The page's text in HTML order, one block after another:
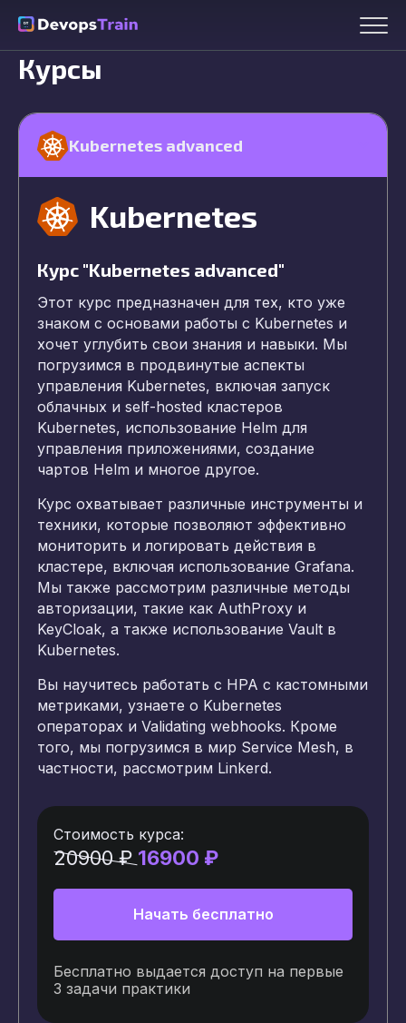
Курсы
Kubernetes advanced
Kubernetes
Курс "Kubernetes advanced"
Этот курс предназначен для тех, кто уже
знаком с основами работы с Kubernetes и
хочет углубить свои знания и навыки. Мы
погрузимся в продвинутые аспекты
управления Kubernetes, включая запуск
облачных и self-hosted кластеров
Kubernetes, использование Helm для
управления приложениями, создание
чартов Helm и многое другое.
Курс охватывает различные инструменты и
техники, которые позволяют эффективно
мониторить и логировать действия в
кластере, включая использование Grafana.
Мы также рассмотрим различные методы
авторизации, такие как AuthProxy и
KeyCloak, а также использование Vault в
Kubernetes.
Вы научитесь работать с HPA с кастомными
метриками, узнаете о Kubernetes
операторах и Validating webhooks. Кроме
того, мы погрузимся в мир Service Mesh, в
частности, рассмотрим Linkerd.
Стоимость курса:
20900 ₽16900 ₽
Начать бесплатно
Бесплатно выдается доступ на первые
3 задачи практики